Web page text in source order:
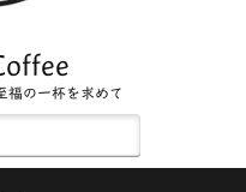
の一杯を求めて